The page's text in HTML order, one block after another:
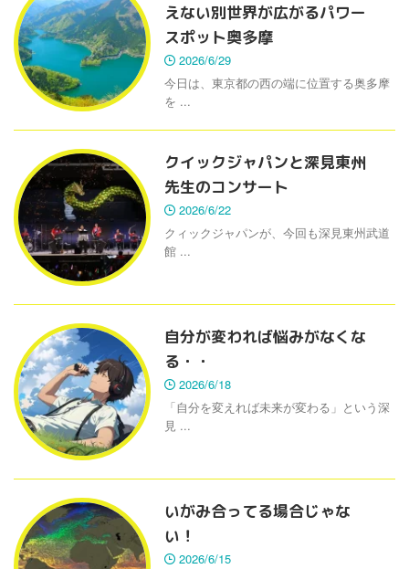
えない別世界が広がるパワー
スポット奥多摩
2026/6/29
今日は、東京都の西の端に位置する奥多摩
を ...
クイックジャパンと深見東州
先生のコンサート
2026/6/22
クィックジャパンが、今回も深見東州武道
館 ...
自分が変われば悩みがなくな
る・・
2026/6/18
「自分を変えれば未来が変わる」という深
見 ...
いがみ合ってる場合じゃな
い！
2026/6/15